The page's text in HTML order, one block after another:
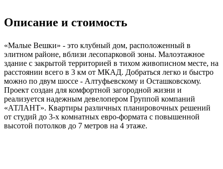
Описание и стоимость
«Малые Вешки» - это клубный дом, расположенный в
элитном районе, вблизи лесопарковой зоны. Малоэтажное
здание с закрытой территорией в тихом живописном месте, на
расстоянии всего в 3 км от МКАД. Добраться легко и быстро
можно по двум шоссе - Алтуфьевскому и Осташковскому.
Проект создан для комфортной загородной жизни и
реализуется надежным девелопером Группой компаний
«АТЛАНТ». Квартиры различных планировочных решений
от студий до 3-х комнатных евро-формата с повышенной
высотой потолков до 7 метров на 4 этаже.